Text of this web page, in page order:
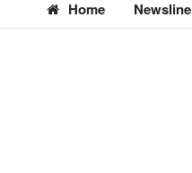
Home Newsline